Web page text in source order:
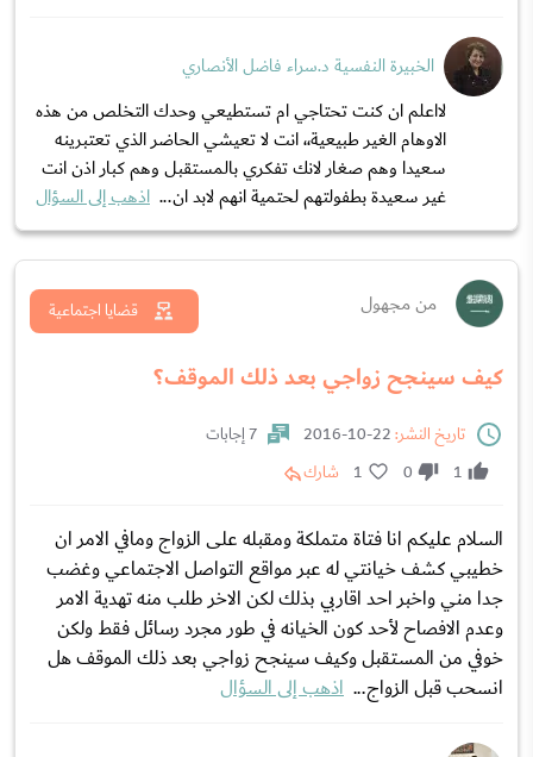
الخبيرة النفسية د.سراء فاضل الأنصاري
لااعلم ان كنت تحتاجي ام تستطيعي وحدك التخلص من هذه
الاوهام الغير طبيعية،، انت لا تعيشي الحاضر الذي تعتبرينه
سعيدا وهم صغار لانك تفكري بالمستقبل وهم كبار اذن انت
غير سعيدة بطفولتهم لحتمية انهم لابد ان... اذهب إلى السؤال
من مجهول
كيف سينجح زواجي بعد ذلك الموقف؟
قضايا اجتماعية
تاريخ النشر:
7 إجابات
1
0
1 شارك
السلام عليكم انا فتاة متملكة ومقبله على الزواج ومافي الامر ان
خطيبي كشف خيانتي له عبر مواقع التواصل الاجتماعي وغضب
جدا مني واخبر احد اقاربي بذلك لكن الاخر طلب منه تهدية الامر
وعدم الافصاح لأحد كون الخيانه في طور مجرد رسائل فقط ولكن
خوفي من المستقبل وكيف سينجح زواجي بعد ذلك الموقف هل
انسحب قبل الزواج... اذهب إلى السؤال